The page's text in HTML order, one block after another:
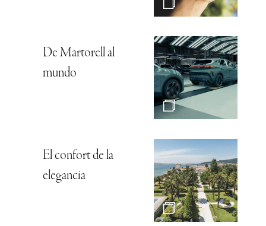
De Martorell al
mundo
El confort de la
elegancia